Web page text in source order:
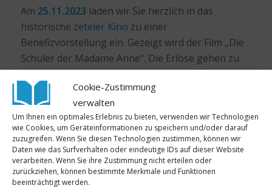
Cookie-Zustimmung
verwalten
Um Ihnen ein optimales Erlebnis zu bieten, verwenden wir Technologien
wie Cookies, um Geräteinformationen zu speichern und/oder darauf
zuzugreifen. Wenn Sie diesen Technologien zustimmen, können wir
Daten wie das Surfverhalten oder eindeutige IDs auf dieser Website
verarbeiten. Wenn Sie ihre Zustimmung nicht erteilen oder
zurückziehen, können bestimmte Merkmale und Funktionen
beeinträchtigt werden.
Am 25.11.2023 laden wir Sie herzlich in das
historische zeteler Kino zu einer
Benefizvorstellung ein. Gezeigt wird der Film „Die
Schüler der Madame Anne“. Die Erlöse gehen zu
Gunsten unserer neuenPartnerschule in Ghana.
Einlass
ist um 19:00 Uhr gegen eine Spende von 10
Euro
Adresse: Zeteler Lichtspiele e.V., Hauptstraße 7,
26340 Zetel
Kartenvorverkauf:Buchhandlung Prien (Posener